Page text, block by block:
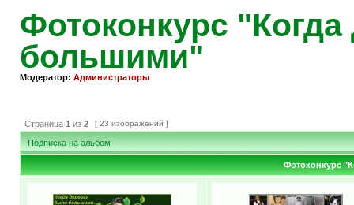
Фотоконкурс
большими"
Модератор: Администраторы
Страница 1 из 2 [ 23 изображений ]
Подписка на альбом
Фотоконкурс